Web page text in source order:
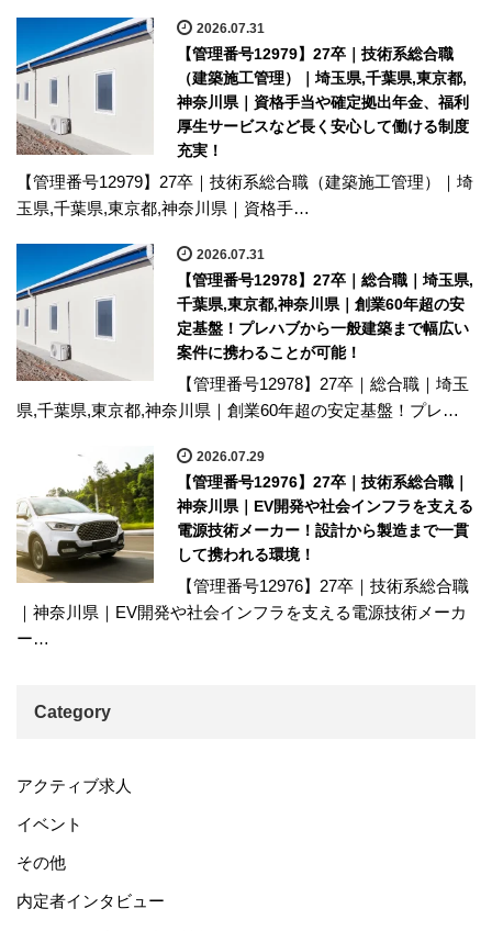
2026.07.31
【管理番号12979】27卒｜技術系総合職
（建築施工管理）｜埼玉県,千葉県,東京都,
神奈川県｜資格手当や確定拠出年金、福利
厚生サービスなど長く安心して働ける制度
充実！
【管理番号12979】27卒｜技術系総合職（建築施工管理）｜埼
玉県,千葉県,東京都,神奈川県｜資格手…
2026.07.31
【管理番号12978】27卒｜総合職｜埼玉県,
千葉県,東京都,神奈川県｜創業60年超の安
定基盤！プレハブから一般建築まで幅広い
案件に携わることが可能！
【管理番号12978】27卒｜総合職｜埼玉
県,千葉県,東京都,神奈川県｜創業60年超の安定基盤！プレ…
2026.07.29
【管理番号12976】27卒｜技術系総合職｜
神奈川県｜EV開発や社会インフラを支える
電源技術メーカー！設計から製造まで一貫
して携われる環境！
【管理番号12976】27卒｜技術系総合職
｜神奈川県｜EV開発や社会インフラを支える電源技術メーカ
ー…
Category
アクティブ求人
イベント
その他
内定者インタビュー